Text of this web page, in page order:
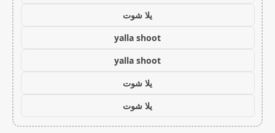
يلا شوت
yalla shoot
yalla shoot
يلا شوت
يلا شوت